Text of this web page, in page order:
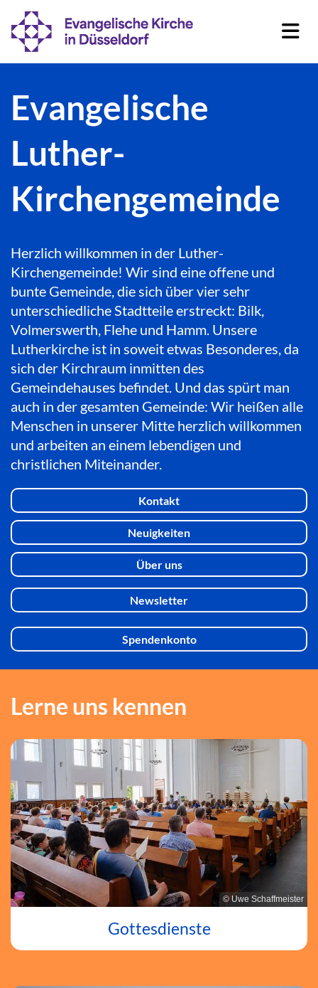
Evangelische
Luther-
Kirchengemeinde
Herzlich willkommen in der Luther-
Kirchengemeinde! Wir sind eine offene und
bunte Gemeinde, die sich über vier sehr
unterschiedliche Stadtteile erstreckt: Bilk,
Volmerswerth, Flehe und Hamm. Unsere
Lutherkirche ist in soweit etwas Besonderes, da
sich der Kirchraum inmitten des
Gemeindehauses befindet. Und das spürt man
auch in der gesamten Gemeinde: Wir heißen alle
Menschen in unserer Mitte herzlich willkommen
und arbeiten an einem lebendigen und
christlichen Miteinander.
Kontakt
Neuigkeiten
Über uns
Newsletter
Spendenkonto
Lerne uns kennen
© Uwe Schaffmeister
Gottesdienste